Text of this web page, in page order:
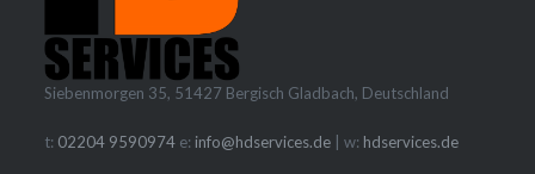
Siebenmorgen 35, 51427 Bergisch Gladbach, Deutschland
t: 02204 9590974 e: info@hdservices.de | w: hdservices.de